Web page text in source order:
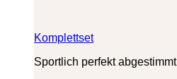
Komplettset
Sportlich perfekt abgestimmt